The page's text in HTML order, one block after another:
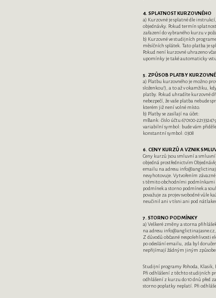
4. SPLATNOST KURZOVNÉHO
a) Kurzovné je splatné dle
objednávky. Pokud termín
zařazení do vybraného kurzu v
b) Kurzovné ve studijních
měsíčních splátek. Tato platba je
Pokud není kurzovné uhrazeno
upomínky je také automaticky
5. ZPŮSOB PLATBY
a) Platbu kurzovného je možno
složenkou!), a to až v okamžiku,
platby. Pokud uhradíte kurzovné
nebezpečí, že vaše platba nebude
kterém již není volné místo.
b) Platby se zasílají na účet:
mBank: číslo účtu 670100-
variabilní symbol: bude vám
konstantní symbol: 0308
6. CENY KURZŮ A VZNIK
Ceny kurzů jsou smluvní a
objedná prostřednictvím
emailu na adresu
nevyhotovuje. Vytvořením
s těmito obchodními podmínkami
podmínek a storno podmínek a
považuje za projev svobodné vůle
neučinil ani v tísni ani pod
7. STORNO PODMÍNKY
a) Veškeré změny a storna
na adresu
Z důvodů občasné nespolehlivosti
po odeslání emailu, zda byl
nepřijímají žádným jiným
Studijní programy Pohoda, Klasik,
Při odhlášení z těchto studijních
odhlášení z kurzu do 10 dnů před
storno poplatky neplatí. Při